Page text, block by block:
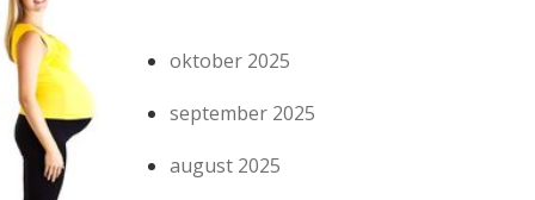
oktober 2025
september 2025
august 2025